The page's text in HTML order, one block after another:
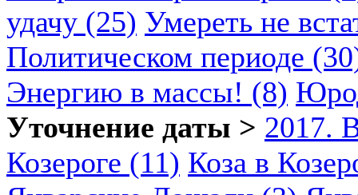
удачу (25) Умереть не
Политическом периоде
Энергию в массы! (8)
Уточнение даты > 2017.
Козероге (11) Коза в